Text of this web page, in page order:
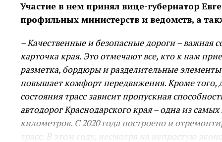
Участие в нем принял вице-губернатор
профильных министерств и ведомств, а
– Качественные и безопасные дороги – важная
карточка края. Это отмечают все, кто к нам
разметка, бордюры и разделительные
повышает комфорт передвижения. Кроме того,
состояния трасс зависит пропускная
автодорог Краснодарского края – одна из
километров. С 2020 года построено и
трасс. В этом году, несмотря на непростую